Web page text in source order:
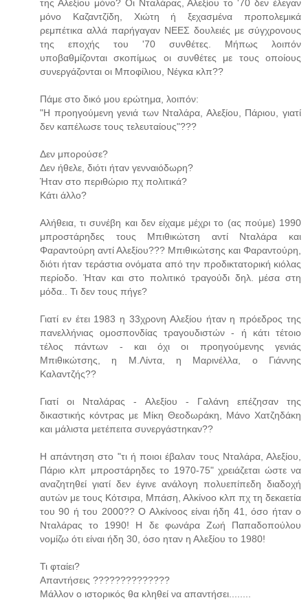
της Αλεξίου μόνο? Οι Νταλάρας, Αλεξίου το '70 δεν έλεγαν
μόνο Καζαντζίδη, Χιώτη ή ξεχασμένα προπολεμικά
ρεμπέτικα αλλά παρήγαγαν ΝΕΕΣ δουλειές με σύγχρονους
της εποχής του '70 συνθέτες. Μήπως λοιπόν
υποβαθμίζονται σκοπίμως οι συνθέτες με τους οποίους
συνεργάζονται οι Μποφίλιου, Νέγκα κλπ??
Πάμε στο δικό μου ερώτημα, λοιπόν:
"Η προηγούμενη γενιά των Νταλάρα, Αλεξίου, Πάριου, γιατί
δεν καπέλωσε τους τελευταίους"???
Δεν μπορούσε?
Δεν ήθελε, διότι ήταν γενναιόδωρη?
Ήταν στο περιθώριο πχ πολιτικά?
Κάτι άλλο?
Αλήθεια, τι συνέβη και δεν είχαμε μέχρι το (ας πούμε) 1990
μπροστάρηδες τους Μπιθικώτση αντί Νταλάρα και
Φαραντούρη αντί Αλεξίου??? Μπιθικώτσης και Φαραντούρη,
διότι ήταν τεράστια ονόματα από την προδικτατορική κιόλας
περίοδο. Ήταν και στο πολιτικό τραγούδι δηλ. μέσα στη
μόδα.. Τι δεν τους πήγε?
Γιατί εν έτει 1983 η 33χρονη Αλεξίου ήταν η πρόεδρος της
πανελλήνιας ομοσπονδίας τραγουδιστών - ή κάτι τέτοιο
τέλος πάντων - και όχι οι προηγούμενης γενιάς
Μπιθικώτσης, η Μ.Λίντα, η Μαρινέλλα, ο Γιάννης
Καλαντζής??
Γιατί οι Νταλάρας - Αλεξίου - Γαλάνη επέζησαν της
δικαστικής κόντρας με Μίκη Θεοδωράκη, Μάνο Χατζηδάκη
και μάλιστα μετέπειτα συνεργάστηκαν??
Η απάντηση στο "τι ή ποιοι έβαλαν τους Νταλάρα, Αλεξίου,
Πάριο κλπ μπροστάρηδες το 1970-75" χρειάζεται ώστε να
αναζητηθεί γιατί δεν έγινε ανάλογη πολυεπίπεδη διαδοχή
αυτών με τους Κότσιρα, Μπάση, Αλκίνοο κλπ πχ τη δεκαετία
του 90 ή του 2000?? Ο Αλκίνοος είναι ήδη 41, όσο ήταν ο
Νταλάρας το 1990! Η δε φωνάρα Ζωή Παπαδοπούλου
νομίζω ότι είναι ήδη 30, όσο ηταν η Αλεξίου το 1980!
Τι φταίει?
Απαντήσεις ??????????????
Μάλλον ο ιστορικός θα κληθεί να απαντήσει........